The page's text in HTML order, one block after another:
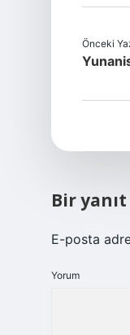
Önceki
Bir yanıt
E-posta
Yorum